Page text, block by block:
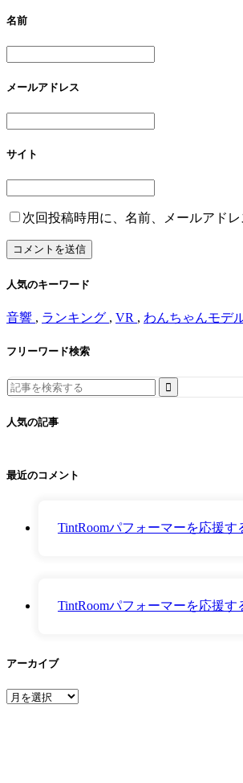
名前
メールアドレス
サイト
次回投稿時用に、名前、メールアド
人気のキーワード
音響 , ランキング , VR , わんちゃんモデ
フリーワード検索
Search
for:
人気の記事
最近のコメント
TintRoomパフォーマーを応援
TintRoomパフォーマーを応援
アーカイブ
ア